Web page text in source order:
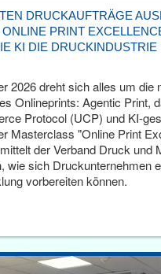
DRUCKAUFTRÄGE
PRINT
KI DIE DRUCKINDUSTRIE
2026 dreht sich alles um die
Onlineprints: Agentic Print,
Protocol (UCP) und KI-
Masterclass "Online Print
der Verband Druck und
wie sich Druckunternehmen
vorbereiten können.